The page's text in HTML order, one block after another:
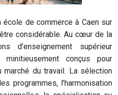
école de commerce à Caen sur
considérable. Au cœur de la
d’enseignement supérieur
conçus pour
marché du travail. La sélection
programmes, l’harmonisation